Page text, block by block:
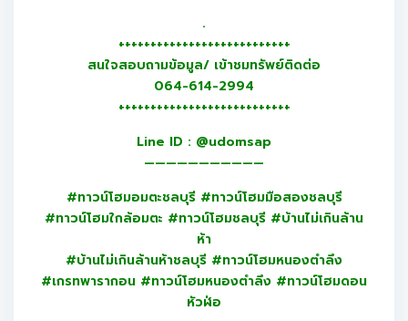
.
+++++++++++++++++++++++++++
สนใจสอบถามข้อมูล/ เข้าชมทรัพย์ติดต่อ
064-614-2994
+++++++++++++++++++++++++++
Line ID : @udomsap
———————————
#ทาวน์โฮมอมตะชลบุรี #ทาวน์โฮมมือสองชลบุรี
#ทาวน์โฮมใกล้อมตะ #ทาวน์โฮมชลบุรี #บ้านไม่เกินล้าน
ห้า
#บ้านไม่เกินล้านห้าชลบุรี #ทาวน์โฮมหนองตำลึง
#เกรทพารากอน #ทาวน์โฮมหนองตำลึง #ทาวน์โฮมดอน
หัวฬ่อ